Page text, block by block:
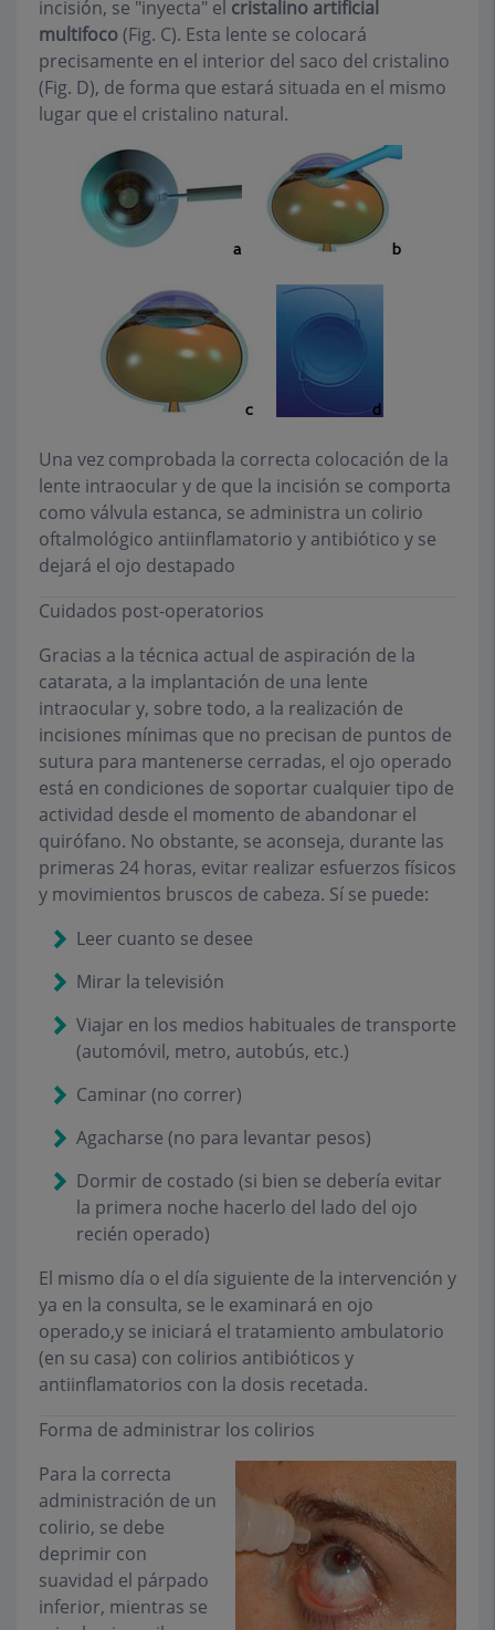
incisión, se "inyecta" el cristalino artificial
multifoco(Fig. C). Esta lente se colocará
precisamente en el interior del saco del cristalino
(Fig. D), de forma que estará situada en el mismo
lugar que el cristalino natural.
Una vez comprobada la correcta colocación de la
lente intraocular y de que la incisión se comporta
como válvula estanca, se administra un colirio
oftalmológico antiinflamatorio y antibiótico y se
dejará el ojo destapado
Cuidados post-operatorios
Gracias a la técnica actual de aspiración de la
catarata, a la implantación de una lente
intraocular y, sobre todo, a la realización de
incisiones mínimas que no precisan de puntos de
sutura para mantenerse cerradas, el ojo operado
está en condiciones de soportar cualquier tipo de
actividad desde el momento de abandonar el
quirófano. No obstante, se aconseja, durante las
primeras 24 horas, evitar realizar esfuerzos físicos
y movimientos bruscos de cabeza. Sí se puede:
Leer cuanto se desee
Mirar la televisión
Viajar en los medios habituales de transporte
(automóvil, metro, autobús, etc.)
Caminar (no correr)
Agacharse (no para levantar pesos)
Dormir de costado (si bien se debería evitar
la primera noche hacerlo del lado del ojo
recién operado)
El mismo día o el día siguiente de la intervención y
ya en la consulta, se le examinará en ojo
operado,y se iniciará el tratamiento ambulatorio
(en su casa) con colirios antibióticos y
antiinflamatorios con la dosis recetada.
Forma de administrar los colirios
Para la correcta
administración de un
colirio, se debe
deprimir con
suavidad el párpado
inferior, mientras se